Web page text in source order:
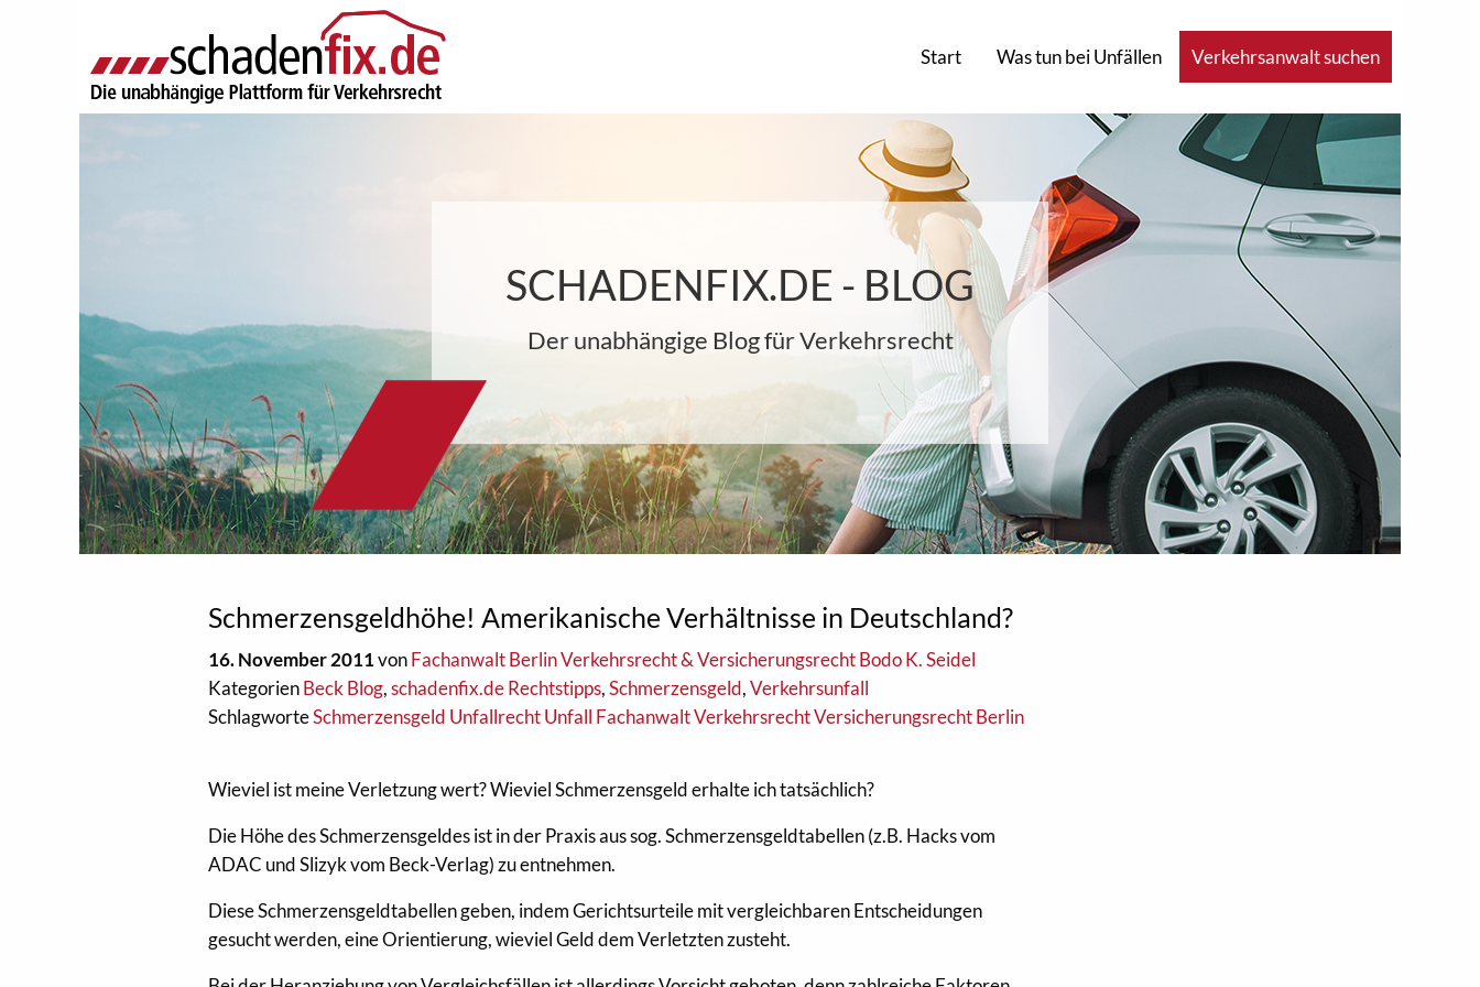
Start Was tun bei Unfällen Verkehrsanwalt suchen
SCHADENFIX.DE - BLOG
Der unabhängige Blog für Verkehrsrecht
Schmerzensgeldhöhe! Amerikanische Verhältnisse in Deutschland?
16. November 2011vonFachanwalt Berlin Verkehrsrecht & Versicherungsrecht Bodo K. Seidel
KategorienBeck Blog,schadenfix.de Rechtstipps,Schmerzensgeld,Verkehrsunfall
SchlagworteSchmerzensgeld Unfallrecht Unfall Fachanwalt Verkehrsrecht Versicherungsrecht Berlin
Wieviel ist meine Verletzung wert? Wieviel Schmerzensgeld erhalte ich tatsächlich?
Die Höhe des Schmerzensgeldes ist in der Praxis aus sog. Schmerzensgeldtabellen (z.B. Hacks vom
ADAC und Slizyk vom Beck-Verlag) zu entnehmen.
Diese Schmerzensgeldtabellen geben, indem Gerichtsurteile mit vergleichbaren Entscheidungen
gesucht werden, eine Orientierung, wieviel Geld dem Verletzten zusteht.